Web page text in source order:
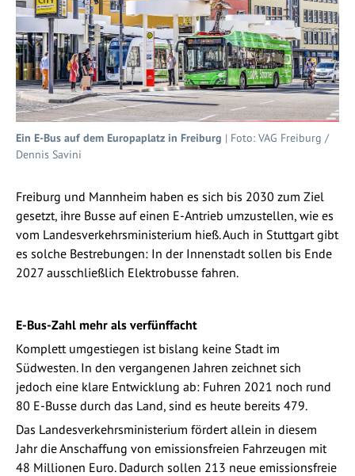
Ein E-Bus auf dem Europaplatz in Freiburg | Foto: VAG Freiburg /
Dennis Savini
Freiburg und Mannheim haben es sich bis 2030 zum Ziel
gesetzt, ihre Busse auf einen E-Antrieb umzustellen, wie es
vom Landesverkehrsministerium hieß. Auch in Stuttgart gibt
es solche Bestrebungen: In der Innenstadt sollen bis Ende
2027 ausschließlich Elektrobusse fahren.
E-Bus-Zahl mehr als verfünffacht
Komplett umgestiegen ist bislang keine Stadt im
Südwesten. In den vergangenen Jahren zeichnet sich
jedoch eine klare Entwicklung ab: Fuhren 2021 noch rund
80 E-Busse durch das Land, sind es heute bereits 479.
Das Landesverkehrsministerium fördert allein in diesem
Jahr die Anschaffung von emissionsfreien Fahrzeugen mit
48 Millionen Euro. Dadurch sollen 213 neue emissionsfreie